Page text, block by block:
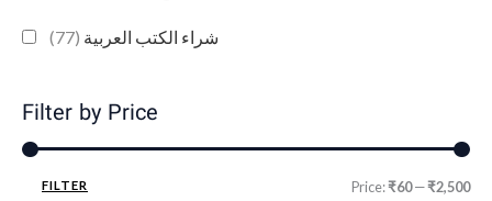
شراء الكتب العربية (77)
Filter by Price
FILTER Price:₹60—₹2,500